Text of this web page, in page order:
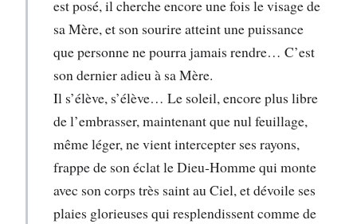
est posé, il cherche encore une fois le visage de
sa Mère, et son sourire atteint une puissance
que personne ne pourra jamais rendre… C’est
son dernier adieu à sa Mère.
Il s’élève, s’élève… Le soleil, encore plus libre
de l’embrasser, maintenant que nul feuillage,
même léger, ne vient intercepter ses rayons,
frappe de son éclat le Dieu‑Homme qui monte
avec son corps très saint au Ciel, et dévoile ses
plaies glorieuses qui resplendissent comme de